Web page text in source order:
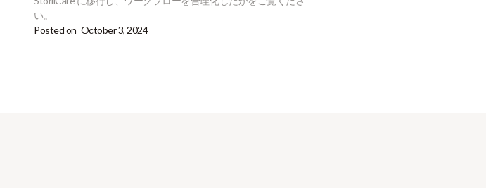
い。
Posted on October 3, 2024